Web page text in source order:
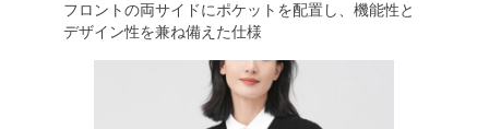
フロントの両サイドにポケットを配置し、機能性と
デザイン性を兼ね備えた仕様